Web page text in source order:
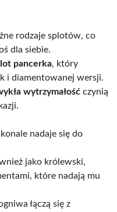
rodzaje splotów, co
dla siebie.
pancerka, który
i diamentowanej wersji.
wytrzymałość czynią
nadaje się do
jako królewski,
które nadają mu
łączą się z